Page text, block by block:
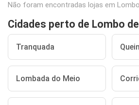
Não foram encontradas lojas em
Cidades perto de Lombo
Tranquada
Lombada do Meio